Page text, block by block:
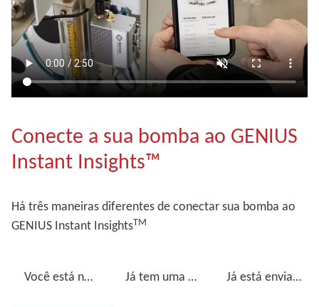
Conecte a sua bomba ao GENIUS
Instant Insights™
Há três maneiras diferentes de conectar sua bomba ao
GENIUS Instant InsightsTM
Você está no processo de comprar uma nova bomba? Já tem uma bomba de vácuo Edwards? Já está enviando suas bombas para manutenção?